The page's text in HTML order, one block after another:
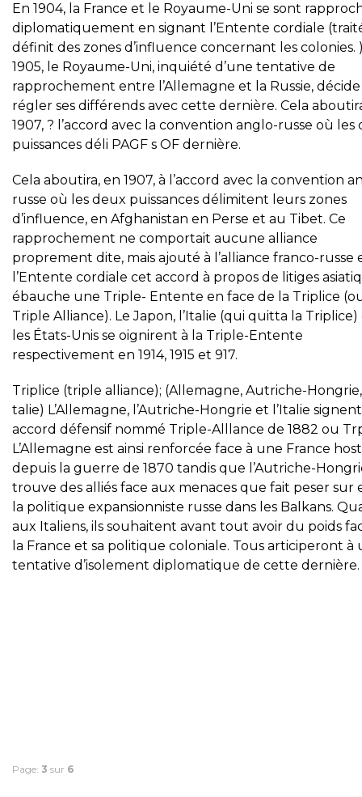
En 1904, la France et le Royaume-Uni se sont
diplomatiquement en signant l’Entente cordiale
définit des zones d’influence concernant les colonies.
1905, le Royaume-Uni, inquiété d’une tentative de
rapprochement entre l’Allemagne et la Russie,
régler ses différends avec cette dernière. Cela
1907, ? l’accord avec la convention anglo-russe où les
puissances déli PAGF s OF dernière.
Cela aboutira, en 1907, à l’accord avec la convention
russe où les deux puissances délimitent leurs zones
d’influence, en Afghanistan en Perse et au Tibet. Ce
rapprochement ne comportait aucune alliance
proprement dite, mais ajouté à l’alliance franco-russe
l’Entente cordiale cet accord à propos de litiges
ébauche une Triple- Entente en face de la Triplice
Triple Alliance). Le Japon, l’Italie (qui quitta la Triplice)
les États-Unis se oignirent à la Triple-Entente
respectivement en 1914, 1915 et 917.
Triplice (triple alliance); (Allemagne, Autriche-Hongrie,
talie) L’Allemagne, l’Autriche-Hongrie et l’Italie
accord défensif nommé Triple-Alllance de 1882 ou
L’Allemagne est ainsi renforcée face à une France
depuis la guerre de 1870 tandis que l’Autriche-
trouve des alliés face aux menaces que fait peser sur
la politique expansionniste russe dans les Balkans.
aux Italiens, ils souhaitent avant tout avoir du poids
la France et sa politique coloniale. Tous articiperont à
tentative d’isolement diplomatique de cette dernière.
Page: 3 sur 6